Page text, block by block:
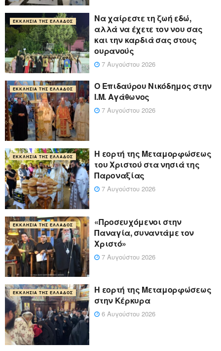
ΕΚΚΛΗΣΊΑ ΤΗΣ ΕΛΛΆΔΟΣ
Να χαίρεστε τη ζωή εδώ,
αλλά να έχετε τον νου σας
και την καρδιά σας στους
ουρανούς
7 Αυγούστου 2026
ΕΚΚΛΗΣΊΑ ΤΗΣ ΕΛΛΆΔΟΣ
Ο Επιδαύρου Νικόδημος στην
Ι.Μ. Αγάθωνος
7 Αυγούστου 2026
ΕΚΚΛΗΣΊΑ ΤΗΣ ΕΛΛΆΔΟΣ
Η εορτή της Μεταμορφώσεως
του Χριστού στα νησιά της
Παροναξίας
7 Αυγούστου 2026
ΕΚΚΛΗΣΊΑ ΤΗΣ ΕΛΛΆΔΟΣ
«Προσευχόμενοι στην
Παναγία, συναντάμε τον
Χριστό»
7 Αυγούστου 2026
ΕΚΚΛΗΣΊΑ ΤΗΣ ΕΛΛΆΔΟΣ
Η εορτή της Μεταμορφώσεως
στην Κέρκυρα
6 Αυγούστου 2026